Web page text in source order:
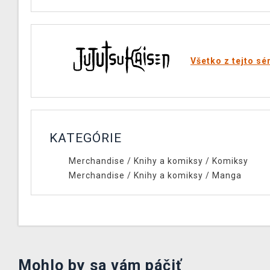
Všetko z tejto
KATEGÓRIE
Merchandise / Knihy a komiksy / Komiksy
Merchandise / Knihy a komiksy / Manga
Mohlo by sa vám páčiť